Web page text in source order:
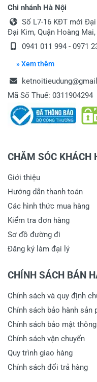
Gửi nhận xét
Chi nhánh Hà Nội
Số L7-16 KĐT mới
Đại Kim, Quận Hoàng
0941 011 994 - 0971
» Xem thêm
Mã Số Thuế: 0311904294
CHĂM SÓC KHÁCH
Giới thiệu
Hướng dẫn thanh toán
Các hình thức mua hàng
Kiểm tra đơn hàng
Sơ đồ đường đi
Đăng ký làm đại lý
CHÍNH SÁCH BÁN
Chính sách và quy định
Chính sách bảo hành sản
Chính sách bảo mật
Chính sách vận chuyển
Quy trình giao hàng
Chính sách đổi trả hàng